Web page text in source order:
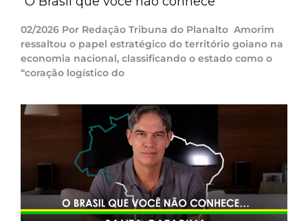
02/2026 Por Redação Tribuna do Planalto Amorim
ressaltou o papel estratégico do território goiano na
economia nacional, classificando o estado como o
“coração logístico do